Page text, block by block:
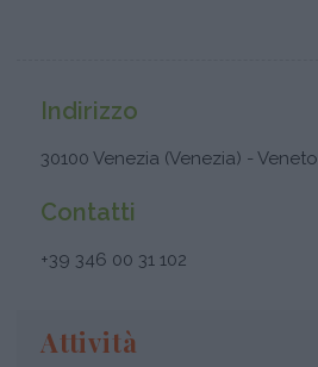
Indirizzo
30100 Venezia (Venezia) - Veneto
Contatti
+39 346 00 31 102
Attività